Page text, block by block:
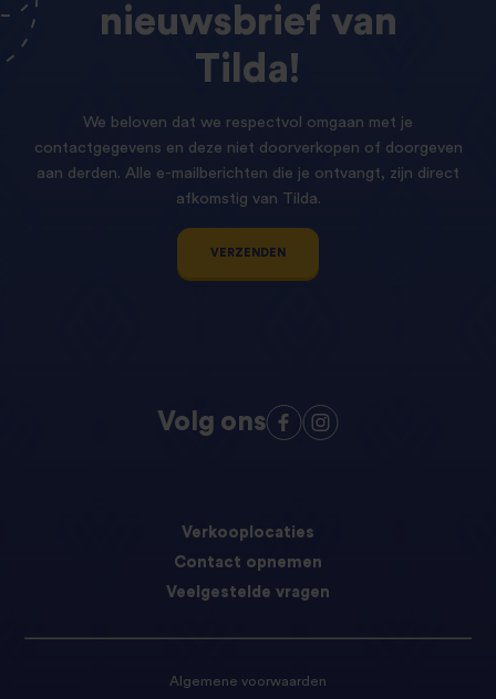
nieuwsbrief van
Tilda!
We beloven dat we respectvol omgaan met je
contactgegevens en deze niet doorverkopen of doorgeven
aan derden. Alle e-mailberichten die je ontvangt, zijn direct
afkomstig van Tilda.
VERZENDEN
Volg ons
Verkooplocaties
Contact opnemen
Veelgestelde vragen
Algemene voorwaarden